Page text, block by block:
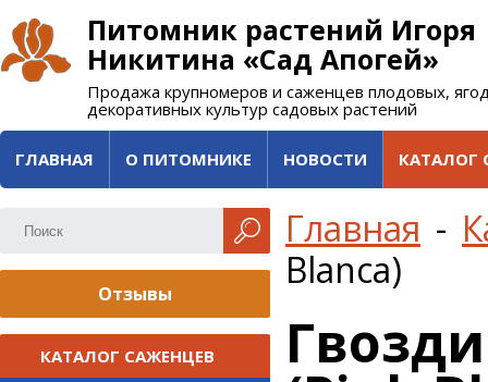
Питомник растений Игоря
Никитина «Сад Апогей»
Продажа крупномеров и саженцев плодовых,
декоративных культур садовых растений
ГЛАВНАЯ О ПИТОМНИКЕ НОВОСТИ КАТАЛОГ
Главная -
Blanca)
Отзывы
КАТАЛОГ САЖЕНЦЕВ